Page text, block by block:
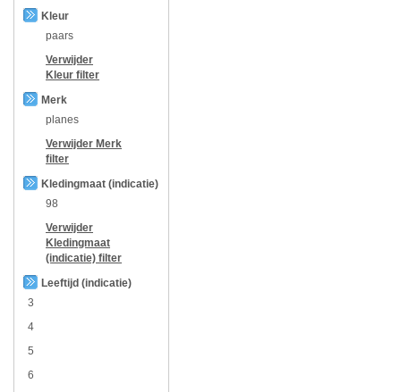
Kleur
paars
Verwijder
Kleur filter
Merk
planes
Verwijder Merk
filter
Kledingmaat (indicatie)
98
Verwijder
Kledingmaat
(indicatie) filter
Leeftijd (indicatie)
3
4
5
6